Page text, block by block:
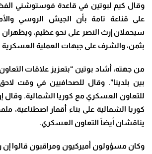
وقال كيم لبوتين في قاعدة فوستوشني
على قناعة تامة بأن الجيش الروسي
سيحملان إرث النصر على نحو عظيم، ويظهران
بثمن، والشرف على جبهات العملية العسكرية
من جهته، أشاد بوتين “بتعزيز علاقات
بين بلدينا”. وقال للصحافيين في وقت
للتعاون العسكري مع كوريا الشمالية. وقال
كوريا الشمالية على بناء أقمار اصطناعية،
يناقشان أيضاً التعاون العسكري.
وكان مسؤولون أميركيون ومراقبون قالوا